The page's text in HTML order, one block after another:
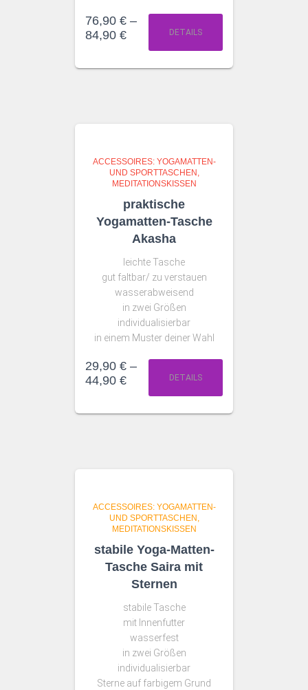
76,90 € –
84,90 € DETAILS
ACCESSOIRES: YOGAMATTEN-
UND SPORTTASCHEN,
MEDITATIONSKISSEN
praktische
Yogamatten-Tasche
Akasha
leichte Tasche
gut faltbar/ zu verstauen
wasserabweisend
in zwei Größen
individualisierbar
in einem Muster deiner Wahl
29,90 € –
44,90 € DETAILS
ACCESSOIRES: YOGAMATTEN-
UND SPORTTASCHEN,
MEDITATIONSKISSEN
stabile Yoga-Matten-
Tasche Saira mit
Sternen
stabile Tasche
mit Innenfutter
wasserfest
in zwei Größen
individualisierbar
Sterne auf farbigem Grund